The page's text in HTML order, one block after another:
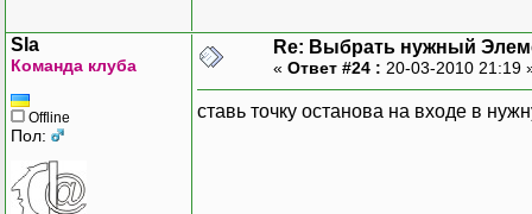
Sla
Команда клуба
Offline
Пол:
Re: Выбрать нужный
« Ответ #24 : 20-03-2010 21:19
ставь точку останова на входе в